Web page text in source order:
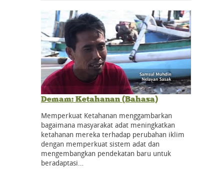
Demam: Ketahanan (Bahasa)
Memperkuat Ketahanan menggambarkan
bagaimana masyarakat adat meningkatkan
ketahanan mereka terhadap perubahan iklim
dengan memperkuat sistem adat dan
mengembangkan pendekatan baru untuk
beradaptasi…